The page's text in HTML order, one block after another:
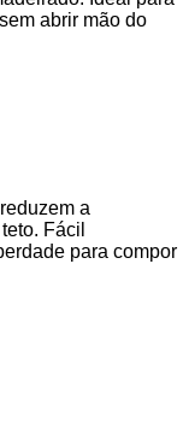
abrir mão do
a
Fácil
para compor